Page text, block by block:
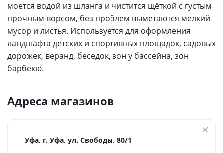
моется водой из шланга и чистится щёткой с густым
прочным ворсом, без проблем выметаются мелкий
мусор и листья. Используется для оформления
ландшафта детских и спортивных площадок, садовых
дорожек, веранд, беседок, зон у бассейна, зон
барбекю.
Адреса магазинов
Уфа, г. Уфа, ул. Свободы, 80/1
Я согласен наобработку персональных данных
*— Обязательные поля
Отправить